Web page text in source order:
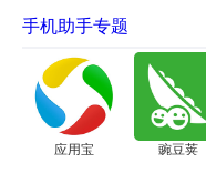
手机助手专题
应用宝 豌豆荚